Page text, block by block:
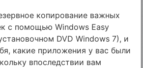
копирование важных
с помощью Windows Easy
DVD Windows 7), и
какие приложения у вас были
впоследствии вам